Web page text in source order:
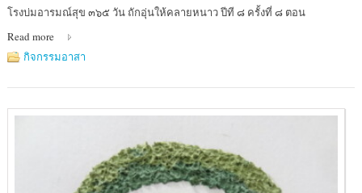
Location
ศูนย์การค้า
ยู
มอลล์
ลาดพร้าว
โรงบ่มอารมณ์สุข ๓๖๕ วัน ถักอุ่นให้คลายหนาว ปีที ๘ ครั้งที่ ๘ ตอน
Read more
กิจกรรมอาสา